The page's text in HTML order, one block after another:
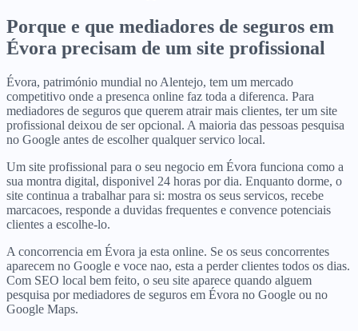
Porque e que mediadores de seguros em
Évora precisam de um site profissional
Évora, património mundial no Alentejo, tem um mercado
competitivo onde a presenca online faz toda a diferenca. Para
mediadores de seguros que querem atrair mais clientes, ter um site
profissional deixou de ser opcional. A maioria das pessoas pesquisa
no Google antes de escolher qualquer servico local.
Um site profissional para o seu negocio em Évora funciona como a
sua montra digital, disponivel 24 horas por dia. Enquanto dorme, o
site continua a trabalhar para si: mostra os seus servicos, recebe
marcacoes, responde a duvidas frequentes e convence potenciais
clientes a escolhe-lo.
A concorrencia em Évora ja esta online. Se os seus concorrentes
aparecem no Google e voce nao, esta a perder clientes todos os dias.
Com SEO local bem feito, o seu site aparece quando alguem
pesquisa por mediadores de seguros em Évora no Google ou no
Google Maps.